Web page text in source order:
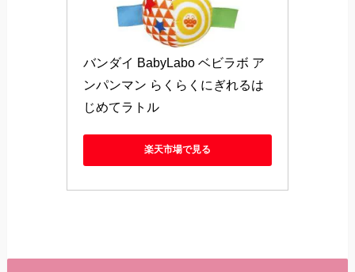
バンダイ BabyLabo ベビラボ ア
ンパンマン らくらくにぎれるは
じめてラトル
楽天市場で見る